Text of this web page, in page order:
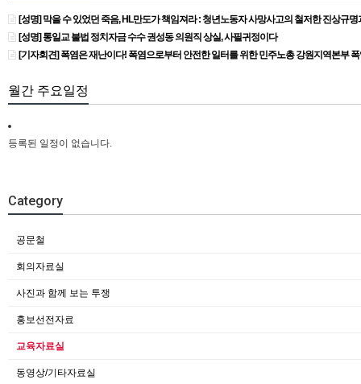
[성명] 막을 수 있었던 죽음, HL만도가 책임져라 : 청년노동자 사망사고의 철저한 진상규
[성명] 통일교 불법 정치자금 수수 권성동 의원직 상실, 사필귀정이다
[기자회견] 폭염은 재난이다! 폭염으로부터 안전한 일터를 위한 민주노총 강원지역본부
월간 주요일정
등록된 일정이 없습니다.
Category
공문철
회의자료실
사진과 함께 보는 투쟁
홍보선전자료
교육자료실
동영상/기타자료실